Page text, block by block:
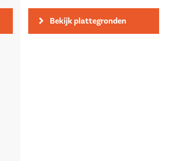
Bekijk plattegronden